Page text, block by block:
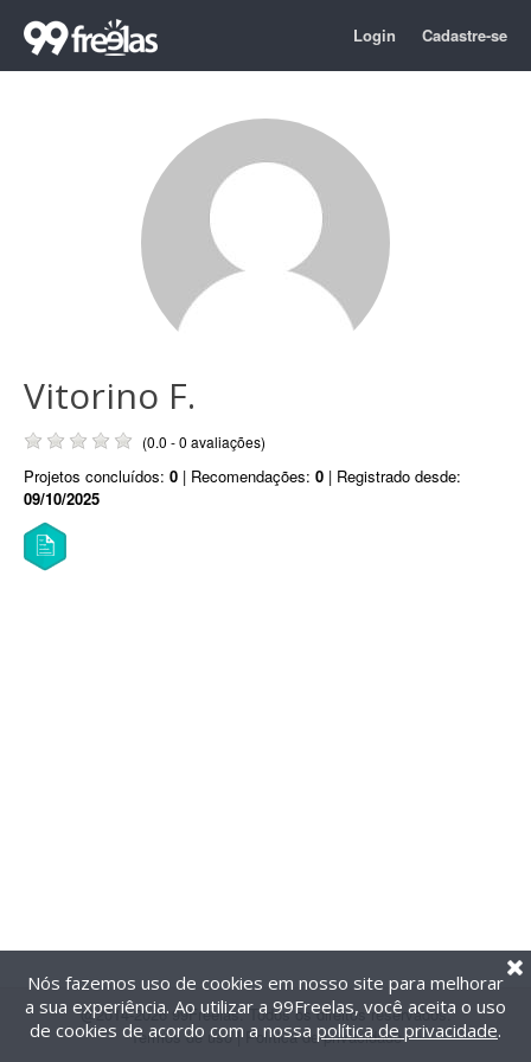
Login Cadastre-se
Vitorino F.
(0.0 - 0 avaliações)
Projetos concluídos: 0 | Recomendações: 0 | Registrado desde:
09/10/2025
@2014-2026 99Freelas. Todos os direitos reservados.
Termos de uso| Política de privacidade
Nós fazemos uso de cookies em nosso site para melhorar
a sua experiência. Ao utilizar a 99Freelas, você aceita o uso
de cookies de acordo com a nossa política de privacidade.